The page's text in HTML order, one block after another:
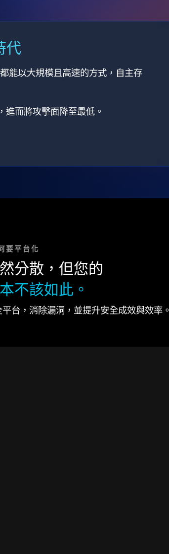
代
能以大規模且高速的方式，自主存
進而將攻擊面降至最低。
要平台化
分散，但您的
不該如此。
台，消除漏洞，並提升安全成效與效率。